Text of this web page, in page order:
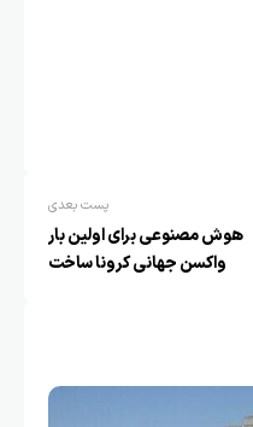
پست بعدی
هوش مصنوعی برای اولین بار
واکسن جهانی کرونا ساخت